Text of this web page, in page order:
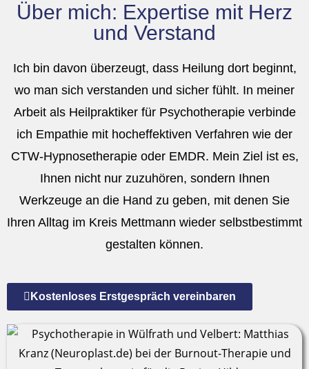
Über mich: Expertise mit Herz
und Verstand
Ich bin davon überzeugt, dass Heilung dort beginnt,
wo man sich verstanden und sicher fühlt. In meiner
Arbeit als Heilpraktiker für Psychotherapieverbinde
ich Empathie mit hocheffektiven Verfahren wie der
CTW-Hypnosetherapie oder EMDR. Mein Ziel ist es,
Ihnen nicht nur zuzuhören, sondern Ihnen
Werkzeuge an die Hand zu geben, mit denen Sie
Ihren Alltag im Kreis Mettmann wieder selbstbestimmt
gestalten können.
Kostenloses Erstgespräch vereinbaren